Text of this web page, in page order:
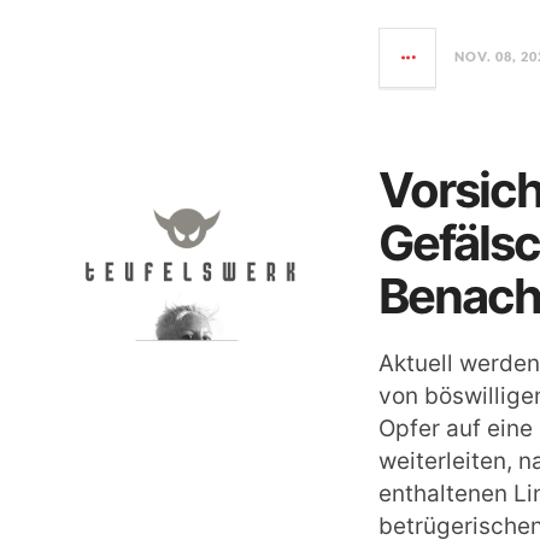
NOV. 08,
Aktuell
von
Opfer auf
weiterleiten,
enthaltenen